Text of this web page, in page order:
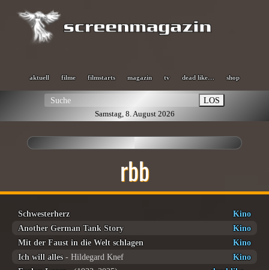
aktuell filme filmstarts magazin tv dead like… shop
LOS
Samstag, 8. August 2026
rbb
Schwesterherz
Kino
Another German Tank Story
Kino
Mit der Faust in die Welt schlagen
Kino
Ich will alles- Hildegard Knef
Kino